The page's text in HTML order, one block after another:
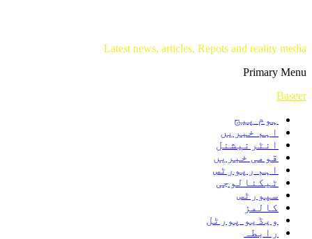
Latest news, articles, Repots and reality media
Primary Menu
Baseer
ہوم پیج
اہم خبریں
انٹرنیشنل
قومی خبریں
اہم رپورٹس
ٹیکنالوجی
سپورٹس
کالمز
ویڈیو پورٹل
رابطہ